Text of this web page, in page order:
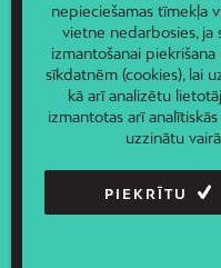
nepieciešamas tīmekļa
vietne nedarbosies, ja
izmantošanai
sīkdatnēm (cookies), lai
kā arī analizētu
izmantotas arī
uzzinātu
PIEKRĪTU